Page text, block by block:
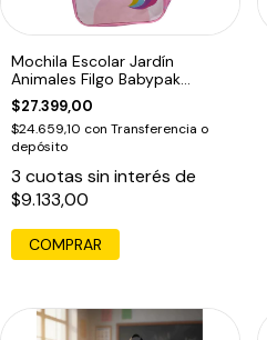
Mochila Escolar Jardín
Animales Filgo Babypak
Diseño De La Tela Unicornio
Rosa
$27.399,00
$24.659,10 con Transferencia o
depósito
3 cuotas sin interés de
$9.133,00